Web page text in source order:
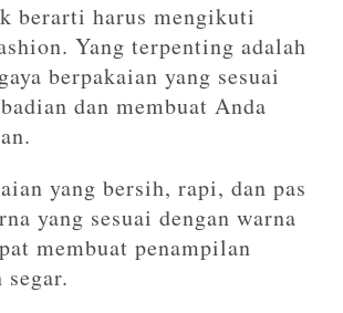
berarti harus mengikuti
Yang terpenting adalah
berpakaian yang sesuai
dan membuat Anda
yang bersih, rapi, dan pas
yang sesuai dengan warna
membuat penampilan